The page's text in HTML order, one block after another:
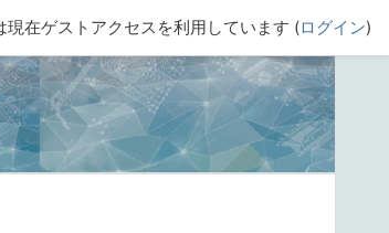
現在ゲストアクセスを利用しています (ログイン)